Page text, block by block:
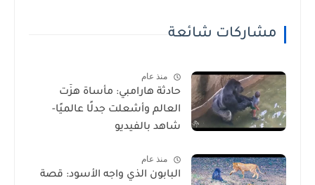
مشاركات شائعة
منذ عام
حادثة هارامبي: مأساة هزّت
العالم وأشعلت جدلًا عالميًا-
شاهد بالفيديو
منذ عام
البابون الذي واجه الأسود: قصة